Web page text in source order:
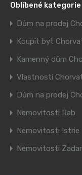
Oblíbené kategorie
Dům na prodej
Koupit byt
Kamenný dům
Vlastnosti
Dům na prodej
Nemovitosti Rab
Nemovitosti Istrie
Nemovitosti Zadar